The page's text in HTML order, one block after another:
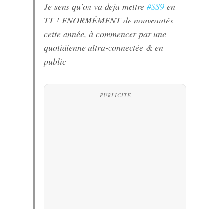
Je sens qu'on va deja mettre#SS9 en
TT ! ENORMÉMENT de nouveautés
cette année, à commencer par une
quotidienne ultra-connectée & en
public
PUBLICITÉ